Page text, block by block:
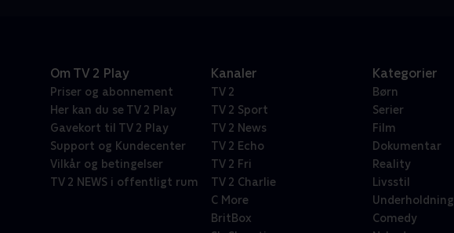
Om TV 2 Play
Priser og abonnement
Her kan du se TV 2 Play
Gavekort til TV 2 Play
Support og Kundecenter
Vilkår og betingelser
TV 2 NEWS i offentligt rum
Kanaler
TV 2
TV 2 Sport
TV 2 News
TV 2 Echo
TV 2 Fri
TV 2 Charlie
C More
BritBox
Kategorier
Børn
Serier
Film
Dokumentar
Reality
Livsstil
Underholdning
Comedy